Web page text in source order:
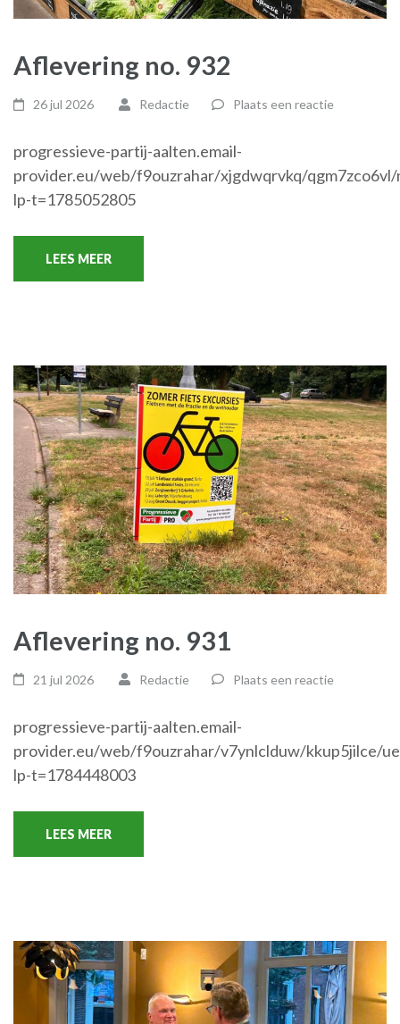
Aflevering no. 932
26 jul 2026 Redactie Plaats een reactie
progressieve-partij-aalten.email-
provider.eu/web/f9ouzrahar/xjgdwqrvkq/qgm7zco6vl/
lp-t=1785052805
LEES MEER
Aflevering no. 931
21 jul 2026 Redactie Plaats een reactie
progressieve-partij-aalten.email-
provider.eu/web/f9ouzrahar/v7ynlclduw/kkup5jilce/
lp-t=1784448003
LEES MEER